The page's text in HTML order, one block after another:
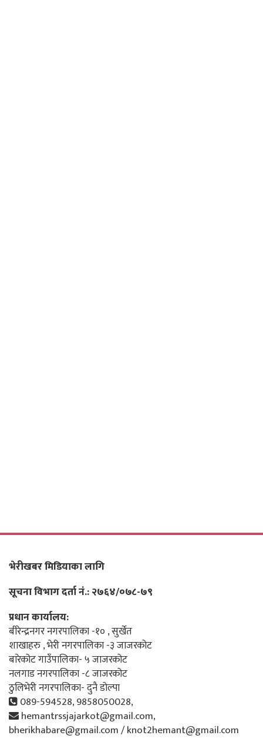
भेरीखबर मिडियाका लागि
सूचना विभाग दर्ता नं.: २७६४/०७८-७९
प्रधान कार्यालय:
बीरेन्द्रनगर नगरपालिका -१० , सुर्खेत
शाखाहरु , भेरी नगरपालिका -३ जाजरकोट
बारेकोट गाउँपालिका- ५ जाजरकोट
नलगाड नगरपालिका -८ जाजरकोट
ठुलिभेरी नगरपालिका- दुनै डोल्पा
089-594528, 9858050028,
hemantrssjajarkot@gmail.com,
bherikhabare@gmail.com / knot2hemant@gmail.com